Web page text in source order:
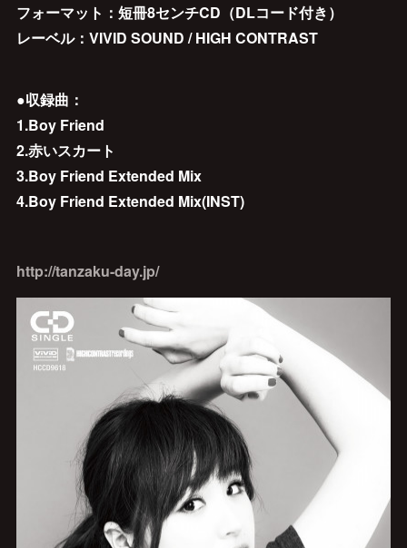
フォーマット：短冊8センチCD（DLコード付き）
レーベル：VIVID SOUND / HIGH CONTRAST
●収録曲：
1.Boy Friend
2.赤いスカート
3.Boy Friend Extended Mix
4.Boy Friend Extended Mix(INST)
http://tanzaku-day.jp/